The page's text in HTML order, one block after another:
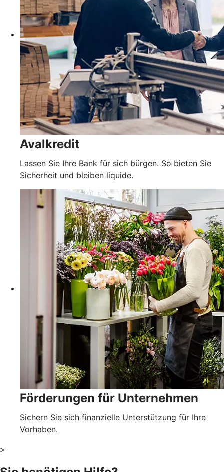
Avalkredit
Lassen Sie Ihre Bank für sich bürgen. So bieten Sie
Sicherheit und bleiben liquide.
Förderungen für Unternehmen
Sichern Sie sich finanzielle Unterstützung für Ihre
Vorhaben.
>